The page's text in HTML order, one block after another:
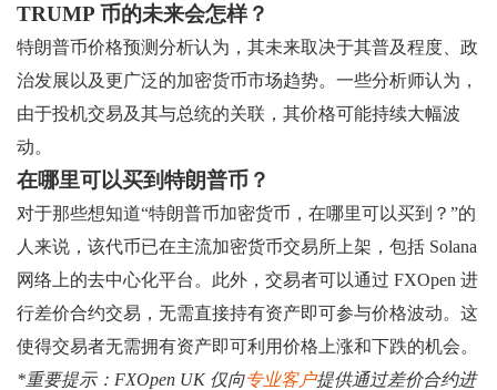
TRUMP 币的未来会怎样？
特朗普币价格预测分析认为，其未来取决于其普及程度、政
治发展以及更广泛的加密货币市场趋势。一些分析师认为，
由于投机交易及其与总统的关联，其价格可能持续大幅波
动。
在哪里可以买到特朗普币？
对于那些想知道“特朗普币加密货币，在哪里可以买到？”的
人来说，该代币已在主流加密货币交易所上架，包括 Solana
网络上的去中心化平台。此外，交易者可以通过 FXOpen 进
行差价合约交易，无需直接持有资产即可参与价格波动。这
使得交易者无需拥有资产即可利用价格上涨和下跌的机会。
*重要提示：FXOpen UK 仅向专业客户提供通过差价合约进